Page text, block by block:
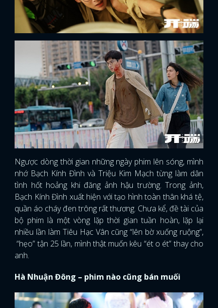
Ngược dòng thời gian những ngày phim lên sóng, mình
nhớ Bạch Kính Đình và Triệu Kim Mạch từng làm dân
tình hốt hoảng khi đăng ảnh hậu trường. Trong ảnh,
Bạch Kính Đình xuất hiện với tạo hình toàn thân khá tệ,
quần áo cháy đen trông rất thương. Chưa kể, đề tài của
bộ phim là một vòng lặp thời gian tuần hoàn, lặp lại
nhiều lần làm Tiêu Hạc Vân cũng “lên bờ xuống ruộng”,
“hẹo” tận 25 lần, mình thật muốn kêu “ét o ét” thay cho
anh.
Hà Nhuận Đông – phim nào cũng bán muối